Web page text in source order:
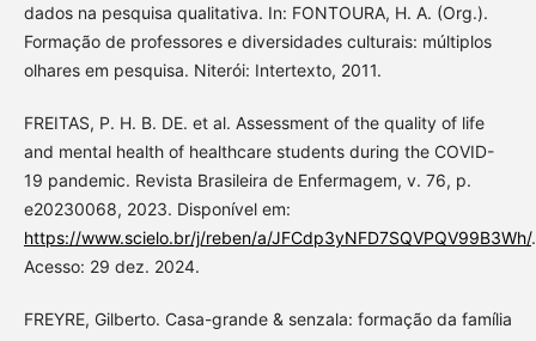
dados na pesquisa qualitativa. In: FONTOURA, H. A. (Org.).
Formação de professores e diversidades culturais: múltiplos
olhares em pesquisa. Niterói: Intertexto, 2011.
FREITAS, P. H. B. DE. et al. Assessment of the quality of life
and mental health of healthcare students during the COVID-
19 pandemic. Revista Brasileira de Enfermagem, v. 76, p.
e20230068, 2023. Disponível em:
https://www.scielo.br/j/reben/a/JFCdp3yNFD7SQVPQV99B3Wh/.
Acesso: 29 dez. 2024.
FREYRE, Gilberto. Casa-grande & senzala: formação da família